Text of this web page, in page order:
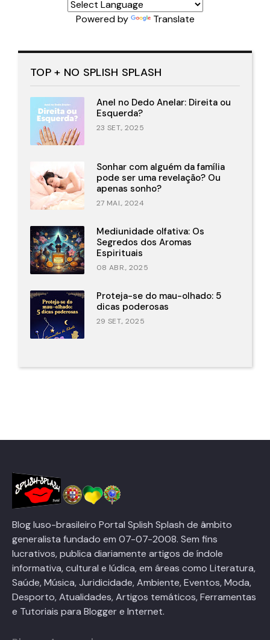
Powered by Translate
TOP + NO SPLISH SPLASH
Anel no Dedo Anelar: Direita ou
Esquerda?
23 SET., 2025
Sonhar com alguém da família
pode ser uma revelação? Ou
apenas sonho?
27 MAI., 2024
Mediunidade olfativa: Os
Segredos dos Aromas
Espirituais
08 ABR., 2025
Proteja-se do mau-olhado: 5
dicas poderosas
29 SET., 2025
Blog luso-brasileiro Portal Splish Splash de âmbito
generalista fundado em 07-07-2008. Sem fins
lucrativos, publica diariamente artigos de índole
informativa, cultural e lúdica, em áreas como Literatura,
Saúde, Música, Juridicidade, Ambiente, Eventos, Moda,
Desporto, Atualidades, Artigos temáticos, Ferramentas
e Tutoriais para Blogger e Internet.